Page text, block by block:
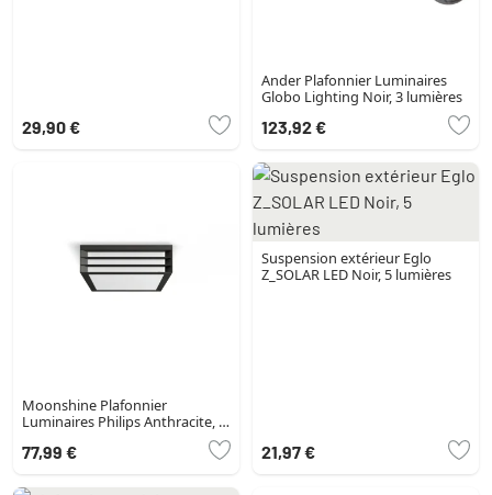
29,90 €
Ander Plafonnier Luminaires
Globo Lighting Noir, 3 lumières
123,92 €
Moonshine Plafonnier
Luminaires Philips Anthracite, 1
77,99 €
Suspension extérieur Eglo
Z_SOLAR LED Noir, 5 lumières
21,97 €